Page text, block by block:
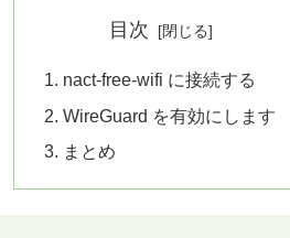
目次
nact-free-wifi に接続する
WireGuard を有効にします
まとめ